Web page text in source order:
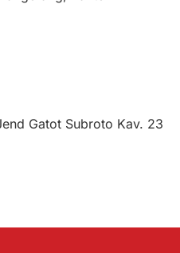
Gatot Subroto Kav. 23